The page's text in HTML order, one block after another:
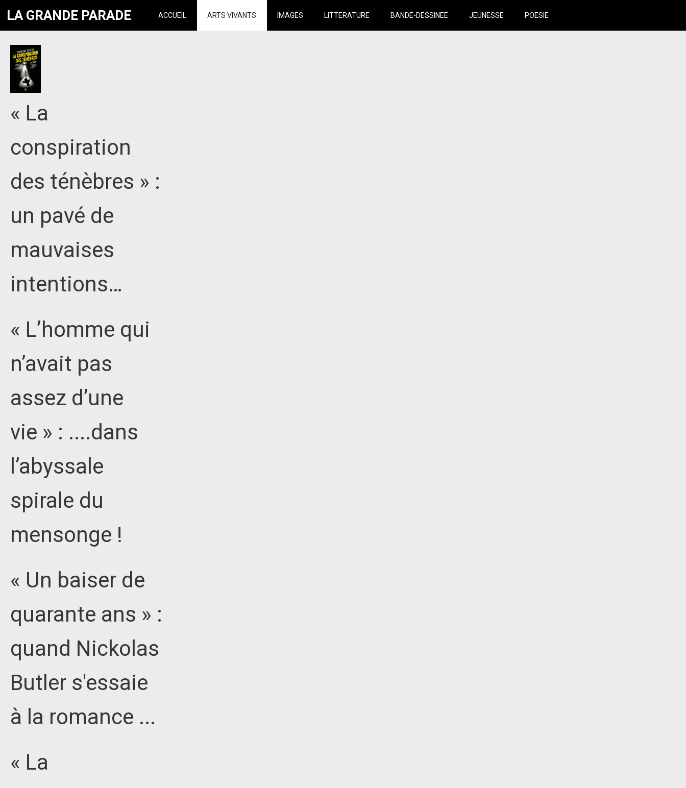
LA GRANDE PARADE ACCUEIL ARTS VIVANTS IMAGES LITTERATURE BANDE-DESSINEE JEUNESSE POESIE
« La
conspiration
des ténèbres » :
un pavé de
mauvaises
intentions…
« L’homme qui
n’avait pas
assez d’une
vie » : ....dans
l’abyssale
spirale du
mensonge !
« Un baiser de
quarante ans » :
quand Nickolas
Butler s'essaie
à la romance ...
« La